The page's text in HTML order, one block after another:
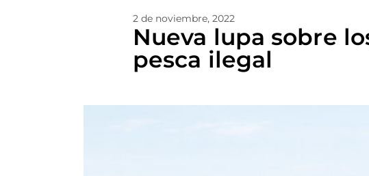
2 de noviembre, 2022
Nueva lupa sobre
pesca ilegal